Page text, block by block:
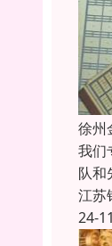
徐州
我们
队和
江苏
24-